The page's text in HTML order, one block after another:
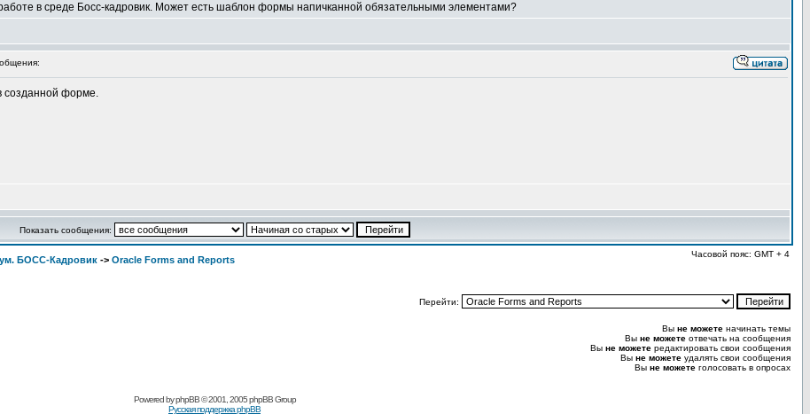
в среде Босс-кадровик. Может есть шаблон формы напичканной обязательными элементами?
созданной форме.
Показать сообщения:
БОСС-Кадровик -> Oracle Forms and Reports
Часовой пояс: GMT + 4
Перейти:
Вы не можете начинать темы
Вы не можете отвечать на сообщения
Вы не можете редактировать свои сообщения
Вы не можете удалять свои сообщения
Вы не можете голосовать в опросах
Pоwerеd byрhpВB© 2001, 2005 рhpВB Grouр
Русская поддержка phрВB